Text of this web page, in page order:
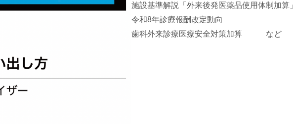
施設基準解説「外来後発医薬品使用体制加算」
令和8年診療報酬改定動向
歯科外来診療医療安全対策加算 など